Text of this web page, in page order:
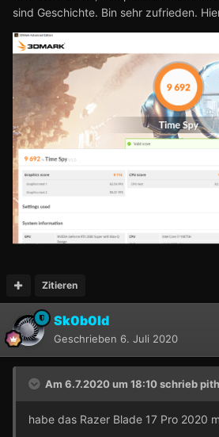
sind Geschichte. Bin sehr zufrieden.
Zitieren
Sk0b0ld
Geschrieben 6. Juli 2020
Am 6.7.2020 um 18:10 schrieb
habe das Razer Blade 17 Pro 2020